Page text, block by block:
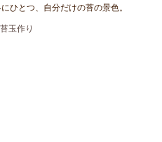
ひとつ、自分だけの苔の景色。
苔玉作り